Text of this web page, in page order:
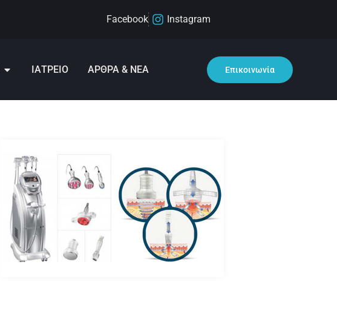
Facebook Instagram
ΙΑΤΡΕΙΟ ΑΡΘΡΑ & ΝΕΑ Επικοινωνία